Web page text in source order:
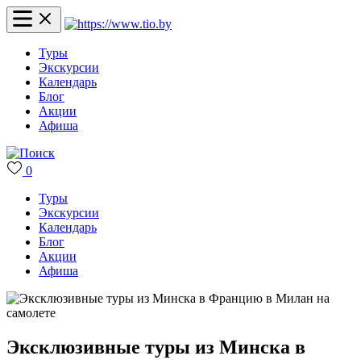
Туры
Экскурсии
Календарь
Блог
Акции
Афиша
0
Туры
Экскурсии
Календарь
Блог
Акции
Афиша
Эксклюзивные туры из Минска в